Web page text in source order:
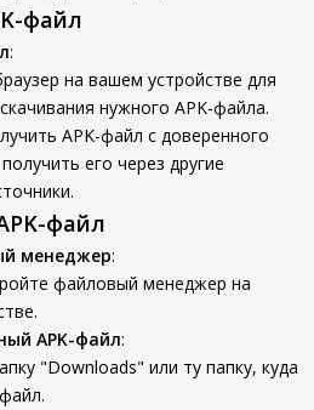
файл
:
на вашем устройстве для
нужного APK-файла.
APK-файл с доверенного
его через другие
файл
менеджер:
файловый менеджер на
APK-файл:
"Downloads" или ту папку, куда